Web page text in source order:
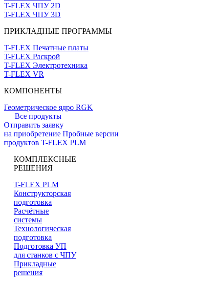
T-FLEX ЧПУ 2D
T-FLEX ЧПУ 3D
ПРИКЛАДНЫЕ ПРОГРАММЫ
T-FLEX Печатные платы
T-FLEX Раскрой
T-FLEX Электротехника
T-FLEX VR
КОМПОНЕНТЫ
Геометрическое ядро RGK
Все продукты
Отправить заявку
на приобретение Пробные версии
продуктов T-FLEX PLM
КОМПЛЕКСНЫЕ
РЕШЕНИЯ
T-FLEX PLM
Конструкторская
подготовка
Расчётные
системы
Технологическая
подготовка
Подготовка УП
для станков с ЧПУ
Прикладные
решения